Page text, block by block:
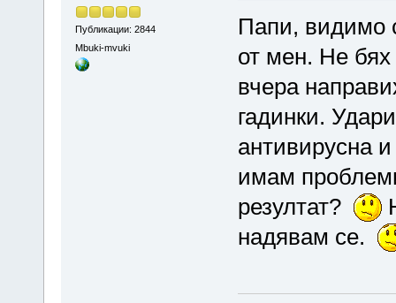
Публикации: 2844
Mbuki-mvuki
Папи, видимо
от мен. Не
вчера
гадинки.
антивирусна
имам
резултат?
надявам се.